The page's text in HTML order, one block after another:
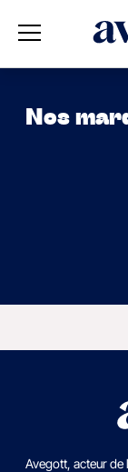
Nos
Avegott, acteur